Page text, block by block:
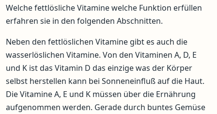
Welche fettlösliche Vitamine welche Funktion erfüllen
erfahren sie in den folgenden Abschnitten.
Neben den fettlöslichen Vitamine gibt es auch die
wasserlöslichen Vitamine. Von den Vitaminen A, D, E
und K ist das Vitamin D das einzige was der Körper
selbst herstellen kann bei Sonneneinfluß auf die Haut.
Die Vitamine A, E und K müssen über die Ernährung
aufgenommen werden. Gerade durch buntes Gemüse